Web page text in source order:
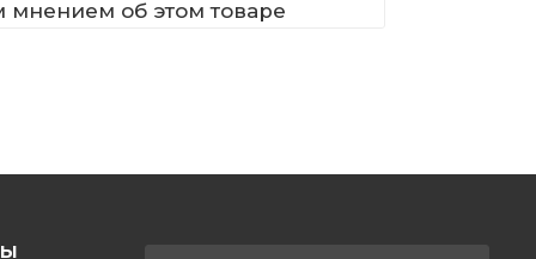
мнением об этом товаре